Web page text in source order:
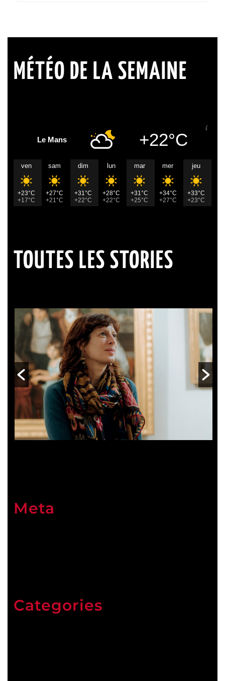
MÉTÉO DE LA SEMAINE
Le Mans +22°C
ven
+23°C
+17°C
sam
+27°C
+21°C
dim
+31°C
+22°C
lun
+28°C
+22°C
mar
+31°C
+25°C
mer
+34°C
+27°C
jeu
+33°C
+23°C
TOUTES LES STORIES
Meta
Categories